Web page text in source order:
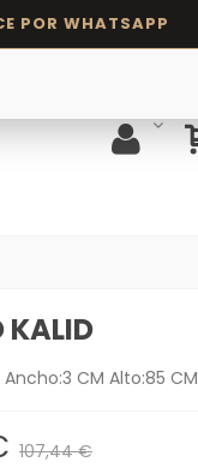
KALID
CM Alto:85 CM
107,44 €